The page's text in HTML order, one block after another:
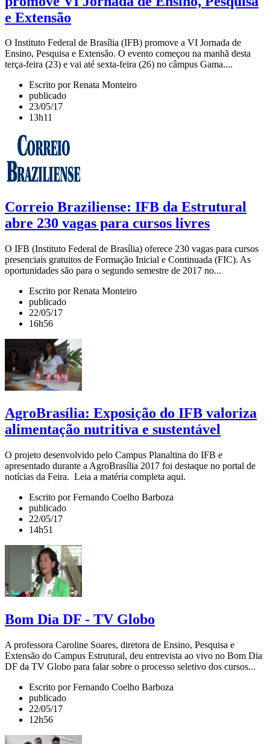
e Extensão
O Instituto Federal de Brasília (IFB) promove a VI Jornada de
Ensino, Pesquisa e Extensão. O evento começou na manhã desta
terça-feira (23) e vai até sexta-feira (26) no câmpus Gama....
Escrito por Renata Monteiro
publicado
23/05/17
13h11
Correio Braziliense: IFB da Estrutural
abre 230 vagas para cursos livres
O IFB (Instituto Federal de Brasília) oferece 230 vagas para cursos
presenciais gratuitos de Formação Inicial e Continuada (FIC). As
oportunidades são para o segundo semestre de 2017 no...
Escrito por Renata Monteiro
publicado
22/05/17
16h56
AgroBrasília: Exposição do IFB valoriza
alimentação nutritiva e sustentável
O projeto desenvolvido pelo Campus Planaltina do IFB e
apresentado durante a AgroBrasília 2017 foi destaque no portal de
notícias da Feira. Leia a matéria completa aqui.
Escrito por Fernando Coelho Barboza
publicado
22/05/17
14h51
Bom Dia DF - TV Globo
A professora Caroline Soares, diretora de Ensino, Pesquisa e
Extensão do Campus Estrutural, deu entrevista ao vivo no Bom Dia
DF da TV Globo para falar sobre o processo seletivo dos cursos...
Escrito por Fernando Coelho Barboza
publicado
22/05/17
12h56